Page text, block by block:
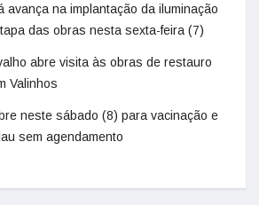
avança na implantação da iluminação
das obras nesta sexta-feira (7)
abre visita às obras de restauro
Valinhos
neste sábado (8) para vacinação e
sem agendamento